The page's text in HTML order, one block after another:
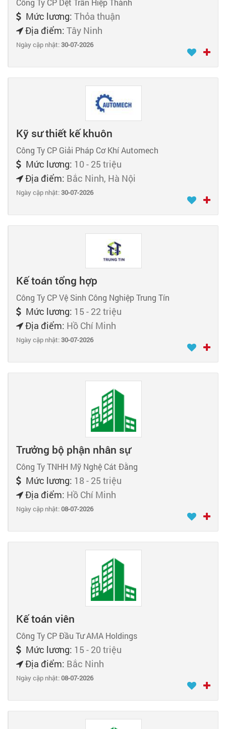
Công Ty CP Dệt Trần Hiệp Thành
Mức lương: Thỏa thuận
Địa điểm: Tây Ninh
Ngày cập nhật:30-07-2026
Kỹ sư thiết kế khuôn
Công Ty CP Giải Pháp Cơ Khí Automech
Mức lương: 10 - 25 triệu
Địa điểm: Bắc Ninh, Hà Nội
Ngày cập nhật:30-07-2026
Kế toán tổng hợp
Công Ty CP Vệ Sinh Công Nghiệp Trung Tín
Mức lương: 15 - 22 triệu
Địa điểm: Hồ Chí Minh
Ngày cập nhật:30-07-2026
Trưởng bộ phận nhân sự
Công Ty TNHH Mỹ Nghệ Cát Đằng
Mức lương: 18 - 25 triệu
Địa điểm: Hồ Chí Minh
Ngày cập nhật:08-07-2026
Kế toán viên
Công Ty CP Đầu Tư AMA Holdings
Mức lương: 15 - 20 triệu
Địa điểm: Bắc Ninh
Ngày cập nhật:08-07-2026